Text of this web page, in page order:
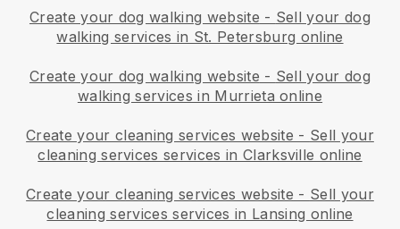
Create your dog walking website - Sell your dog
walking services in St. Petersburg online
Create your dog walking website - Sell your dog
walking services in Murrieta online
Create your cleaning services website - Sell your
cleaning services services in Clarksville online
Create your cleaning services website - Sell your
cleaning services services in Lansing online